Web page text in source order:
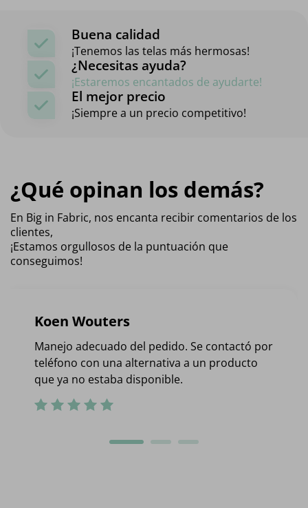
Buena calidad
¡Tenemos las telas más hermosas!
¿Necesitas ayuda?
¡Estaremos encantados de ayudarte!
El mejor precio
¡Siempre a un precio competitivo!
¿Qué opinan los demás?
En Big in Fabric, nos encanta recibir comentarios de los
clientes,
¡Estamos orgullosos de la puntuación que
conseguimos!
Koen Wouters
Manejo adecuado del pedido. Se contactó por
teléfono con una alternativa a un producto
que ya no estaba disponible.